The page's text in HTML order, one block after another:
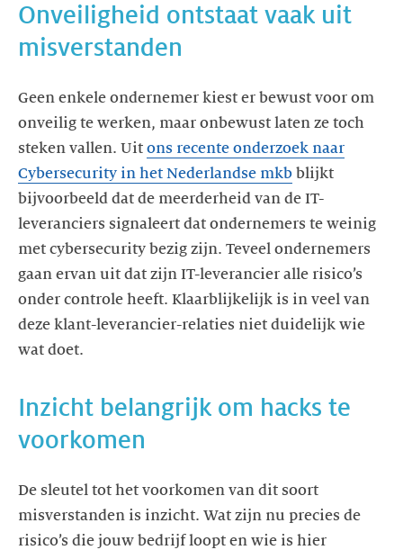
Onveiligheid ontstaat vaak uit
Geen enkele ondernemer kiest er bewust voor om
onveilig te werken, maar onbewust laten ze toch
steken vallen. Uit ons recente onderzoek naar
Cybersecurity in het Nederlandse mkb blijkt
bijvoorbeeld dat de meerderheid van de IT-
leveranciers signaleert dat ondernemers te weinig
met cybersecurity bezig zijn. Teveel ondernemers
gaan ervan uit dat zijn IT-leverancier alle risico’s
onder controle heeft. Klaarblijkelijk is in veel van
deze klant-leverancier-relaties niet duidelijk wie
Inzicht belangrijk om hacks te
De sleutel tot het voorkomen van dit soort
misverstanden is inzicht. Wat zijn nu precies de
risico’s die jouw bedrijf loopt en wie is hier